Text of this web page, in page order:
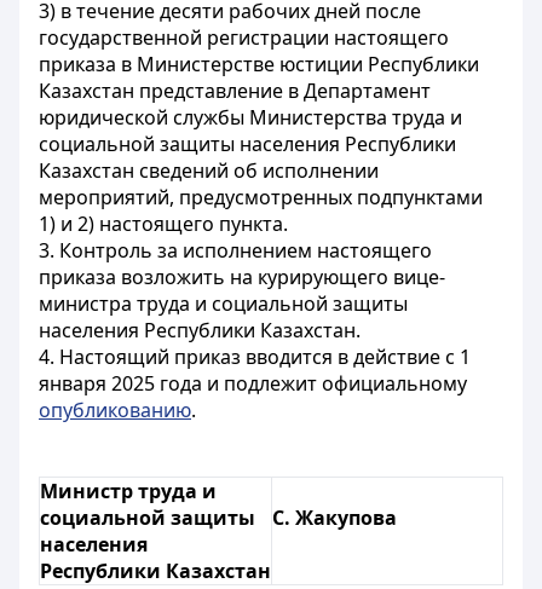
3) в течение десяти рабочих дней после
государственной регистрации настоящего
приказа в Министерстве юстиции Республики
Казахстан представление в Департамент
юридической службы Министерства труда и
социальной защиты населения Республики
Казахстан сведений об исполнении
мероприятий, предусмотренных подпунктами
1) и 2) настоящего пункта.
3. Контроль за исполнением настоящего
приказа возложить на курирующего вице-
министра труда и социальной защиты
населения Республики Казахстан.
4. Настоящий приказ вводится в действие с 1
января 2025 года и подлежит официальному
опубликованию.
Министр труда и
социальной защиты
населения
Республики Казахстан
С. Жакупова